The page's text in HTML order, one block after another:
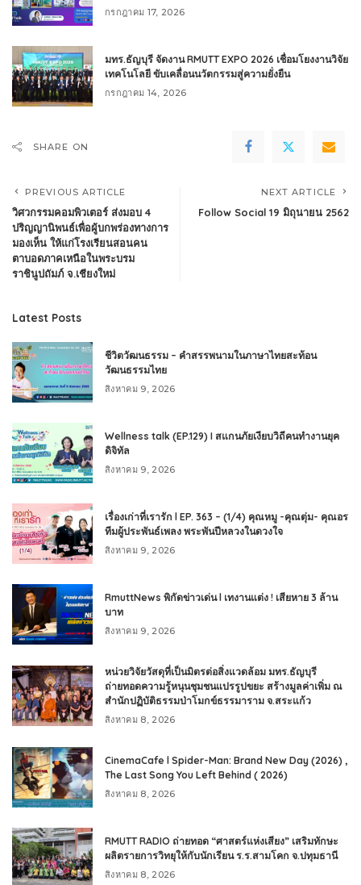
กรกฎาคม 17, 2026
มทร.ธัญบุรี จัดงาน RMUTT EXPO 2026 เชื่อมโยงงานวิจัย
เทคโนโลยี ขับเคลื่อนนวัตกรรมสู่ความยั่งยืน
กรกฎาคม 14, 2026
SHARE ON
PREVIOUS ARTICLE
วิศวกรรมคอมพิวเตอร์ ส่งมอบ 4
ปริญญานิพนธ์เพื่อผู้บกพร่องทางการ
มองเห็น ให้แก่โรงเรียนสอนคน
ตาบอดภาคเหนือในพระบรม
ราชินูปถัมภ์ จ.เชียงใหม่
NEXT ARTICLE
Follow Social 19 มิถุนายน 2562
Latest Posts
ชีวิตวัฒนธรรม – คำสรรพนามในภาษาไทยสะท้อน
วัฒนธรรมไทย
สิงหาคม 9, 2026
Wellness talk (EP.129) I สแกนภัยเงียบวิถีคนทำงานยุค
ดิจิทัล
สิงหาคม 9, 2026
เรื่องเก่าที่เรารัก l EP. 363 – (1/4) คุณหมู -คุณตุ่ม- คุณอร
ทีมผู้ประพันธ์เพลง พระพันปีหลวงในดวงใจ
สิงหาคม 9, 2026
RmuttNews พิกัดข่าวเด่น l เทงานแต่ง ! เสียหาย 3 ล้าน
บาท
สิงหาคม 9, 2026
หน่วยวิจัยวัสดุที่เป็นมิตรต่อสิ่งแวดล้อม มทร.ธัญบุรี
ถ่ายทอดความรู้หนุนชุมชนแปรรูปขยะ สร้างมูลค่าเพิ่ม ณ
สำนักปฏิบัติธรรมป่าโมกข์ธรรมาราม จ.สระแก้ว
สิงหาคม 8, 2026
CinemaCafe l Spider-Man: Brand New Day (2026) ,
The Last Song You Left Behind ( 2026)
สิงหาคม 8, 2026
RMUTT RADIO ถ่ายทอด “ศาสตร์แห่งเสียง” เสริมทักษะ
ผลิตรายการวิทยุให้กับนักเรียน ร.ร.สามโคก จ.ปทุมธานี
สิงหาคม 8, 2026